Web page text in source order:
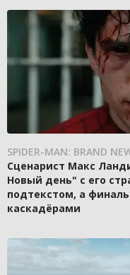
SPIDER-MAN: BRAND
Сценарист Макс
Новый день" с его
подтекстом, а
каскадёрами